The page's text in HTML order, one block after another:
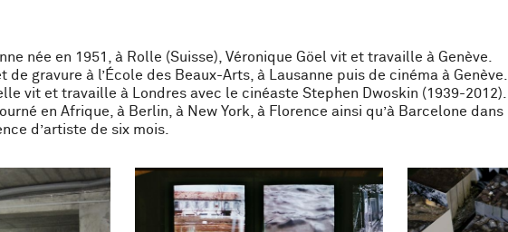
née en 1951, à Rolle (Suisse), Véronique Göel vit et travaille à Genève.
de gravure à l’École des Beaux-Arts, à Lausanne puis de cinéma à Genève.
vit et travaille à Londres avec le cinéaste Stephen Dwoskin (1939-2012).
en Afrique, à Berlin, à New York, à Florence ainsi qu’à Barcelone dans
d’artiste de six mois.